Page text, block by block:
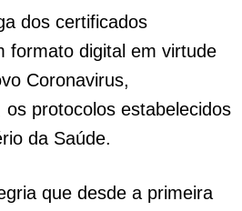
dos certificados
formato digital em virtude
Coronavirus,
protocolos estabelecidos
da Saúde.
que desde a primeira